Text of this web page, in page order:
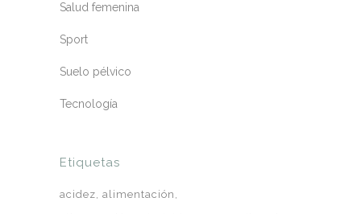
Salud femenina
Sport
Suelo pélvico
Tecnología
Etiquetas
acidez alimentación